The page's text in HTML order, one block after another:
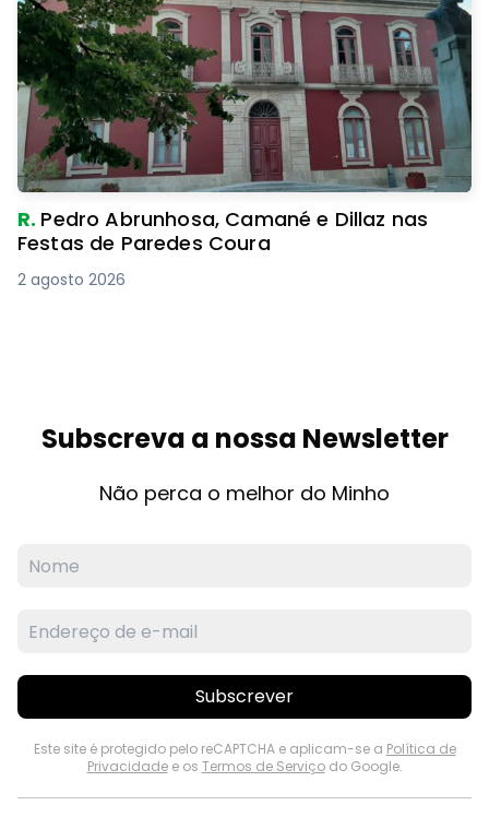
R. Pedro Abrunhosa, Camané e Dillaz nas
Festas de Paredes Coura
2 agosto 2026
Subscreva a nossa Newsletter
Não perca o melhor do Minho
Subscrever
Este site é protegido pelo reCAPTCHA e aplicam-se a Política de
Privacidadee os Termos de Serviçodo Google.